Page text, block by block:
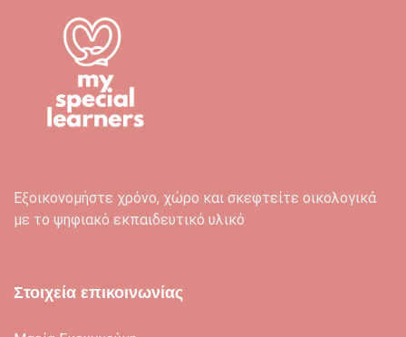
Εξοικονομήστε χρόνο, χώρο και σκεφτείτε οικολογικά
με το ψηφιακό εκπαιδευτικό υλικό
Στοιχεία επικοινωνίας